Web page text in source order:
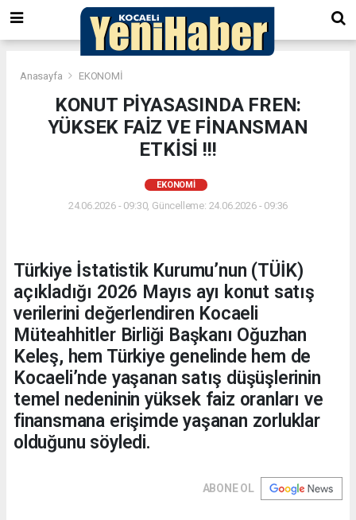
Anasayfa EKONOMİ
KONUT PİYASASINDA FREN:
YÜKSEK FAİZ VE FİNANSMAN
ETKİSİ !!!
EKONOMİ
24.06.2026 - 09:30, Güncelleme: 24.06.2026 - 09:36
Türkiye İstatistik Kurumu’nun (TÜİK)
açıkladığı 2026 Mayıs ayı konut satış
verilerini değerlendiren Kocaeli
Müteahhitler Birliği Başkanı Oğuzhan
Keleş, hem Türkiye genelinde hem de
Kocaeli’nde yaşanan satış düşüşlerinin
temel nedeninin yüksek faiz oranları ve
finansmana erişimde yaşanan zorluklar
olduğunu söyledi.
ABONE OL